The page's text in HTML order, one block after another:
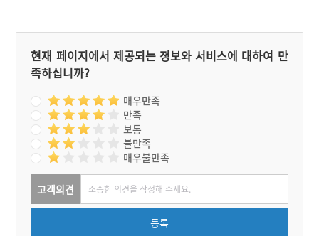
현재 페이지에서 제공되는 정보와 서비스에 대하여 만
족하십니까?
매우만족
만족
보통
불만족
매우불만족
고객의견
등록